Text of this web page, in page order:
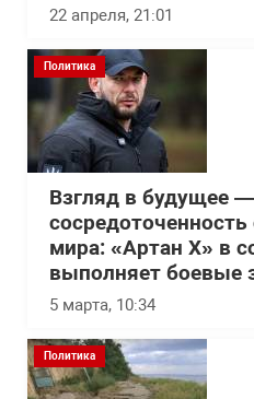
22 апреля, 21:01
Политика
Взгляд в будущее
мира: «Артан Х» в
выполняет боевые
5 марта, 10:34
Политика